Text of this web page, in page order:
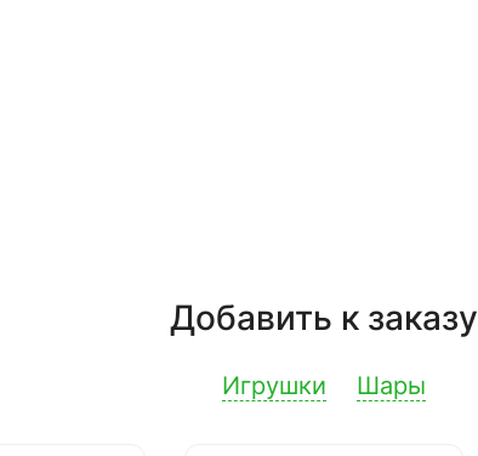
Добавить к заказу
Игрушки Шары